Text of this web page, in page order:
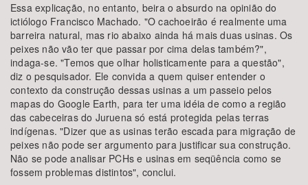
Essa explicação, no entanto, beira o absurdo na opinião do
ictiólogo Francisco Machado. "O cachoeirão é realmente uma
barreira natural, mas rio abaixo ainda há mais duas usinas. Os
peixes não vão ter que passar por cima delas também?",
indaga-se. "Temos que olhar holisticamente para a questão",
diz o pesquisador. Ele convida a quem quiser entender o
contexto da construção dessas usinas a um passeio pelos
mapas do Google Earth, para ter uma idéia de como a região
das cabeceiras do Juruena só está protegida pelas terras
indígenas. "Dizer que as usinas terão escada para migração de
peixes não pode ser argumento para justificar sua construção.
Não se pode analisar PCHs e usinas em seqüência como se
fossem problemas distintos", conclui.